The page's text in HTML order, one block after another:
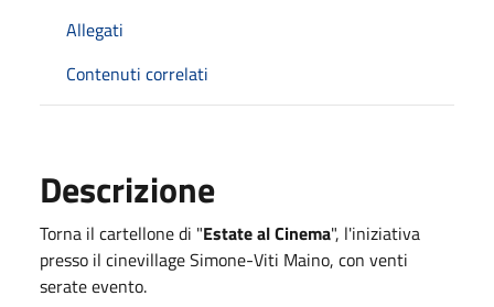
Allegati
Contenuti correlati
Descrizione
Torna il cartellone di "Estate al Cinema", l'iniziativa
presso il cinevillage Simone-Viti Maino, con venti
serate evento.